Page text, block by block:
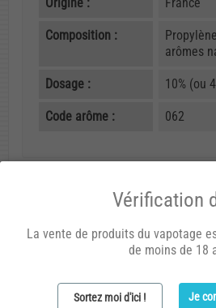
Composition :
arômes
Dosage : 10% (ou
Code arôme : 062
Vous
Vérification
La vente de produits du vapotage
de moins de 18
Sortez moi d'ici ! Je